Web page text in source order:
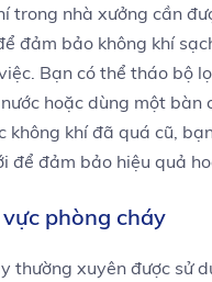
trong nhà xưởng cần
đảm bảo không khí
Bạn có thể tháo bộ
hoặc dùng một bàn
không khí đã quá cũ,
để đảm bảo hiệu quả
phòng cháy
thường xuyên được sử